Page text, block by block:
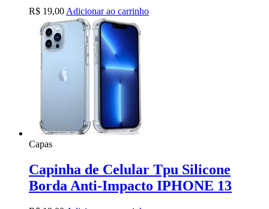
R$ 19,00 Adicionar ao carrinho
Capas
Capinha de Celular Tpu Silicone
Borda Anti-Impacto IPHONE 13